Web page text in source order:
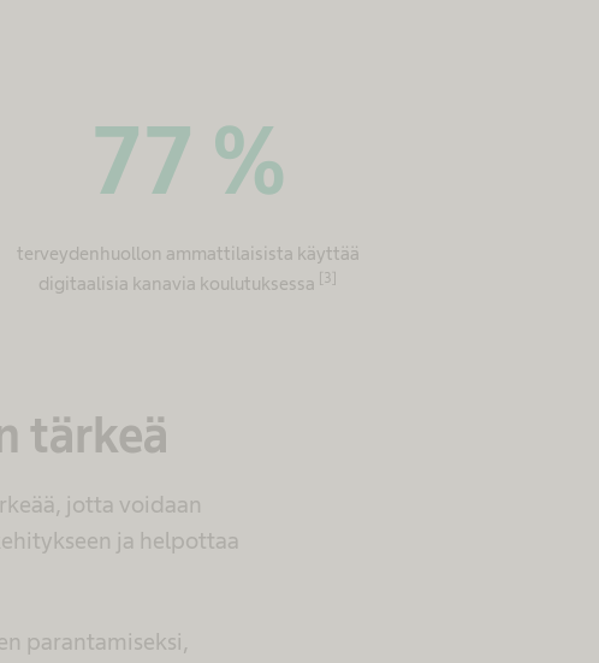
77 %
terveydenhuollon ammattilaisista käyttää
digitaalisia kanavia koulutuksessa
[3]
tärkeä
jotta voidaan
ja helpottaa
parantamiseksi,